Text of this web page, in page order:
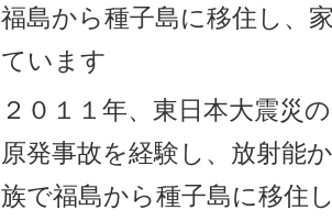
福島から種子島に移住し、
ています
２０１１年、東日本大震災
原発事故を経験し、放射能
族で福島から種子島に移住